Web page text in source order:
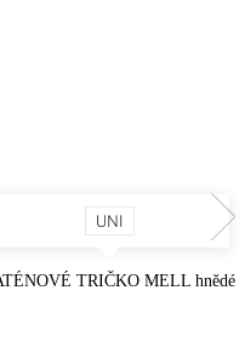
TRIČKO MELL hnědé
UNI